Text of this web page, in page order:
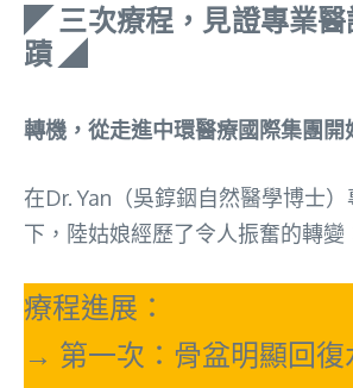
◤ 三次療程，見證專業
蹟 ◢
轉機，從走進中環醫療國際集團開
在Dr. Yan（吳錞銦自然醫學博士
下，陸姑娘經歷了令人振奮的轉變
療程進展：
→ 第一次：骨盆明顯回復